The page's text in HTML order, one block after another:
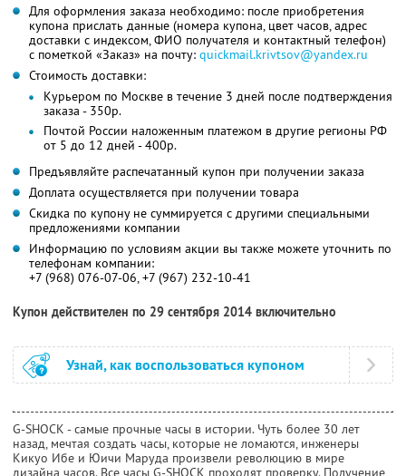
Для оформления заказа необходимо: после приобретения
купона прислать данные (номера купона, цвет часов, адрес
доставки с индексом, ФИО получателя и контактный телефон)
с пометкой «Заказ» на почту: quickmail.krivtsov@yandex.ru
Стоимость доставки:
Курьером по Москве в течение 3 дней после подтверждения
заказа - 350р.
Почтой России наложенным платежом в другие регионы РФ
от 5 до 12 дней - 400р.
Предъявляйте распечатанный купон при получении заказа
Доплата осуществляется при получении товара
Скидка по купону не суммируется с другими специальными
предложениями компании
Информацию по условиям акции вы также можете уточнить по
телефонам компании:
+7 (968) 076-07-06, +7 (967) 232-10-41
Купон действителен по 29 сентября 2014 включительно
Узнай, как воспользоваться купоном
G-SHOCK - самые прочные часы в истории. Чуть более 30 лет
назад, мечтая создать часы, которые не ломаются, инженеры
Кикуо Ибе и Юичи Маруда произвели революцию в мире
дизайна часов. Все часы G-SHOCK проходят проверку. Получение